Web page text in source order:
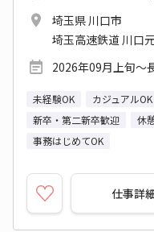
埼玉県 川口市
埼玉高速鉄道 川口
2026年09月上旬～
未経験OK カジュアルOK
新卒・第二新卒歓迎
休
事務はじめてOK
仕事詳